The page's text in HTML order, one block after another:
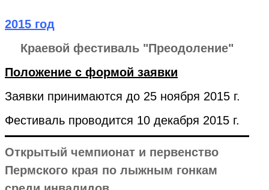
2015 год
Краевой фестиваль "Преодоление"
Положение с формой заявки
Заявки принимаются до 25 ноября 2015 г.
Фестиваль проводится 10 декабря 2015 г.
Открытый чемпионат и первенство
Пермского края по лыжным гонкам